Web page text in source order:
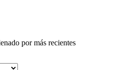
por más recientes